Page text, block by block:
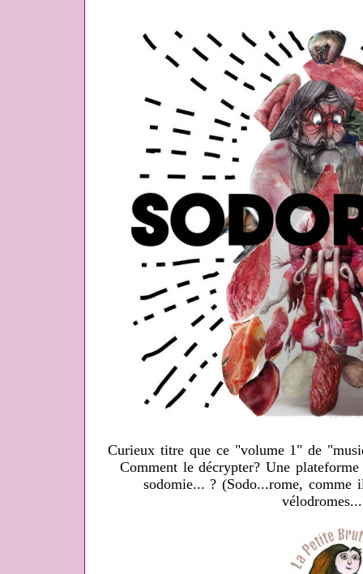
Curieux titre que ce "volume 1" de
Comment le décrypter? Une
sodomie... ? (Sodo...rome, comme